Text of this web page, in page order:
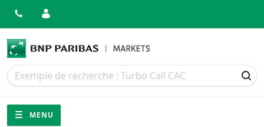
Recherche
Recherche
Navigation
Navigation sur le site
MENU